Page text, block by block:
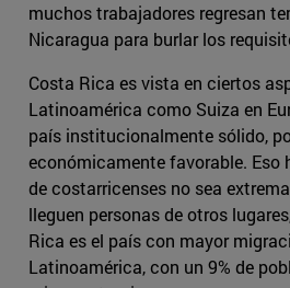
muchos trabajadores regresan
Nicaragua para burlar los
Costa Rica es vista en ciertos
Latinoamérica como Suiza en
país institucionalmente sólido,
económicamente favorable. Eso
de costarricenses no sea
lleguen personas de otros
Rica es el país con mayor
Latinoamérica, con un 9% de